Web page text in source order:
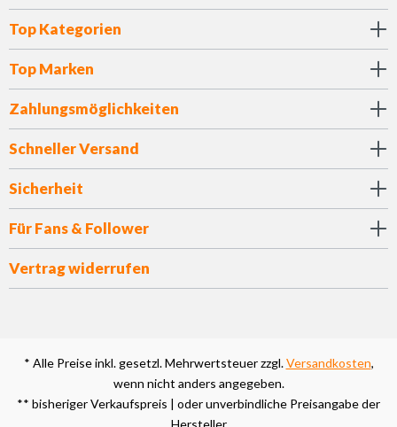
Top Kategorien
Top Marken
Zahlungsmöglichkeiten
Schneller Versand
Sicherheit
Für Fans & Follower
Vertrag widerrufen
* Alle Preise inkl. gesetzl. Mehrwertsteuer zzgl.Versandkosten,
wenn nicht anders angegeben.
** bisheriger Verkaufspreis | oder unverbindliche Preisangabe der